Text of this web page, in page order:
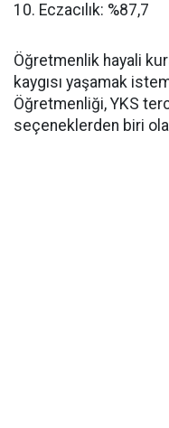
​10. Eczacılık: %87,7
​Öğretmenlik hayali
kaygısı yaşamak
Öğretmenliği, YKS
seçeneklerden biri